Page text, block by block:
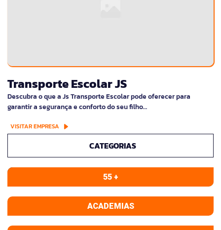
Transporte Escolar JS
Descubra o que a Js Transporte Escolar pode oferecer para
garantir a segurança e conforto do seu filho…
VISITAR EMPRESA
CATEGORIAS
55 +
ACADEMIAS